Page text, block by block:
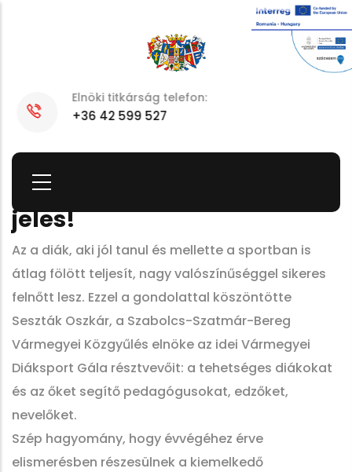
E-mail:
elnok@szszbmo.hu
Tanulásból és sportból is
jeles!
Az a diák, aki jól tanul és mellette a sportban is
átlag fölött teljesít, nagy valószínűséggel sikeres
felnőtt lesz. Ezzel a gondolattal köszöntötte
Seszták Oszkár, a Szabolcs-Szatmár-Bereg
Vármegyei Közgyűlés elnöke az idei Vármegyei
Diáksport Gála résztvevőit: a tehetséges diákokat
és az őket segítő pedagógusokat, edzőket,
nevelőket.
Szép hagyomány, hogy évvégéhez érve
elismerésben részesülnek a kiemelkedő